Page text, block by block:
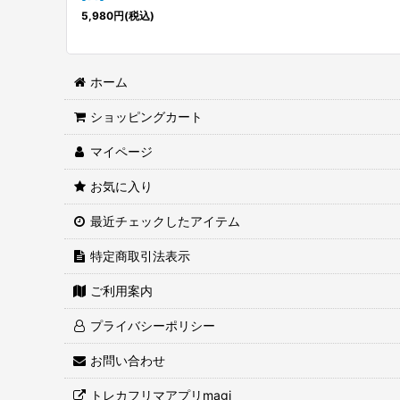
5,980円(税込)
ホーム
ショッピングカート
マイページ
お気に入り
最近チェックしたアイテム
特定商取引法表示
ご利用案内
プライバシーポリシー
お問い合わせ
トレカフリマアプリmagi